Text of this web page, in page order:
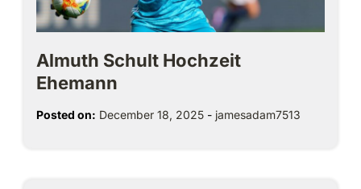
Almuth Schult Hochzeit
Ehemann
Posted on: December 18, 2025 - jamesadam7513